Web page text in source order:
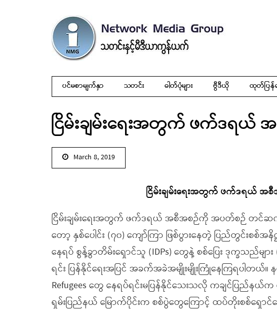
ပင်မစာမျက်နှာ သတင်း ဓါတ်ပုံများ ဗွီဒီယို ထုတ်ပြန်
ငြိမ်းချမ်းရေးအတွက် ဖက်ဒရယ်
March 8, 2019
ငြိမ်းချမ်းရေးအတွက် ဖက်ဒရယ် အစီ
ငြိမ်းချမ်းရေးအတွက် ဖက်ဒရယ် အစီအစဉ်ကို အပတ်စဉ် တင်ဆက်
တော့ နှစ်ပေါင်း (၇၀) ကျော်ကြာ ဖြစ်ပွားနေတဲ့ ပြည်တွင်းစစ်အနိ
နေရပ် စွန့်ခွာတိမ်းရှောင်သူ (IDPs) တွေနဲ့ စစ်ပြေး ဒုက္ခသည်မျ
ရင်း ပြန်နိုင်ရေးအပြင် အခက်အခဲအမျိုးမျိုးကြုံနေကြရပါတ
Refugees တွေ နေရပ်ရင်းမပြန်နိုင်သေးသလို ကချင်ပြည်နယ်က
ရှမ်းပြည်နယ် မြောက်ပိုင်းက စစ်ပွဲတွေကြောင့် ထပ်တိုးစစ်ရှောင်